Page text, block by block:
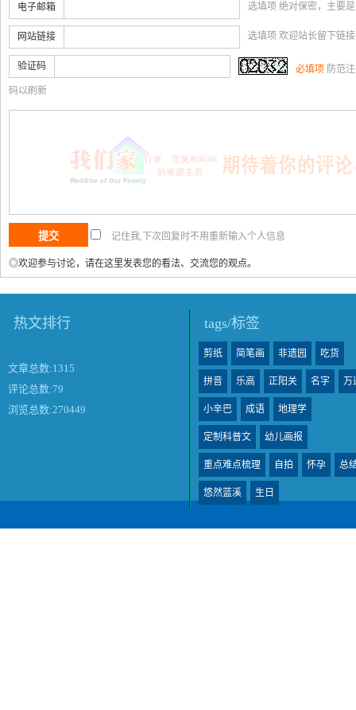
电子邮箱 选填项 绝对保密，主要
网站链接 选填项 欢迎站长留下链
验证码 必填项 防范
码以刷新
记住我,下次回复时不用重新输入个人信息
◎欢迎参与讨论，请在这里发表您的看法、交流您的观点。
热文排行
文章总数:1315
评论总数:79
浏览总数:270449
tags/标签
剪纸 简笔画 非遗园 吃货
拼音 乐高 正阳关 名字 万
小辛巴 成语 地理学
定制科普文 幼儿画报
重点难点梳理 自拍 怀孕 总
悠然蓝溪 生日